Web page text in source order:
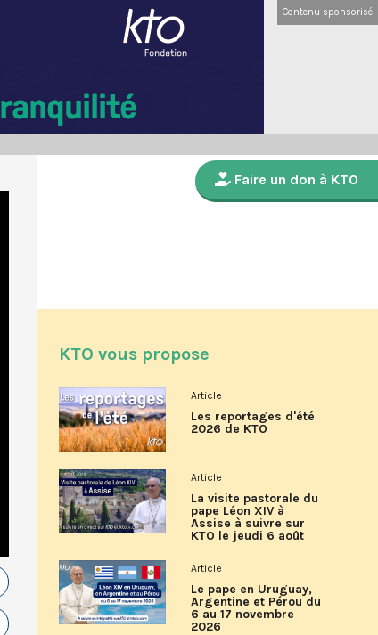
Contenu sponsorisé
Faire un don à KTO
KTO vous propose
Article
Les reportages d'été
2026 de KTO
Article
La visite pastorale du
pape Léon XIV à
Assise à suivre sur
KTO le jeudi 6 août
Article
Le pape en Uruguay,
Argentine et Pérou du
6 au 17 novembre
2026